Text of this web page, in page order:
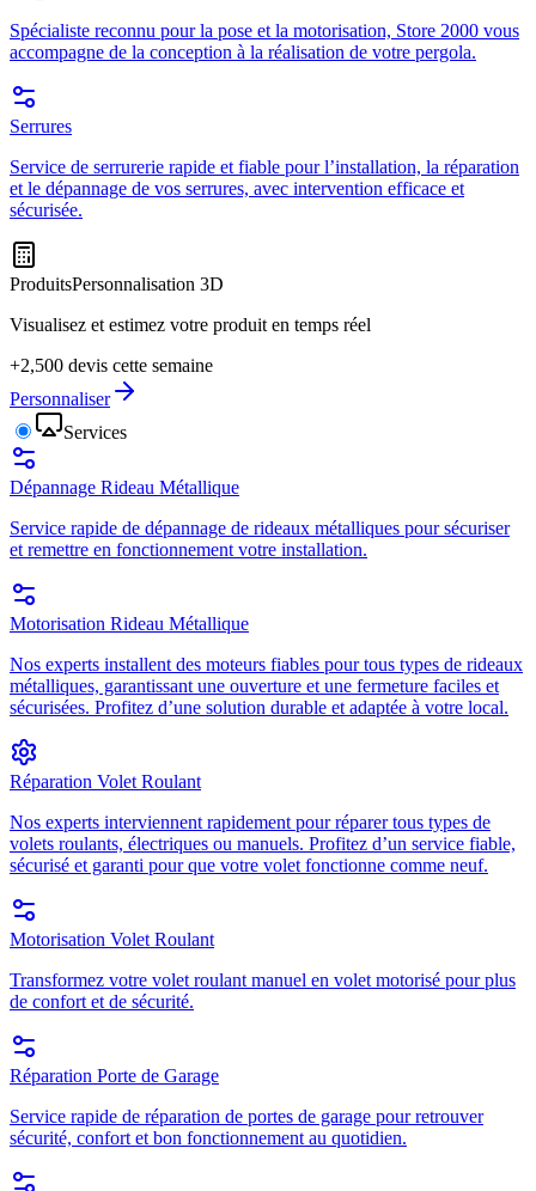
Spécialiste reconnu pour la pose et la motorisation, Store 2000 vous
accompagne de la conception à la réalisation de votre pergola.
Serrures
Service de serrurerie rapide et fiable pour l’installation, la réparation
et le dépannage de vos serrures, avec intervention efficace et
sécurisée.
ProduitsPersonnalisation 3D
Visualisez et estimez votre produit en temps réel
+2,500 devis cette semaine
Personnaliser
Services
Dépannage Rideau Métallique
Service rapide de dépannage de rideaux métalliques pour sécuriser
et remettre en fonctionnement votre installation.
Motorisation Rideau Métallique
Nos experts installent des moteurs fiables pour tous types de rideaux
métalliques, garantissant une ouverture et une fermeture faciles et
sécurisées. Profitez d’une solution durable et adaptée à votre local.
Réparation Volet Roulant
Nos experts interviennent rapidement pour réparer tous types de
volets roulants, électriques ou manuels. Profitez d’un service fiable,
sécurisé et garanti pour que votre volet fonctionne comme neuf.
Motorisation Volet Roulant
Transformez votre volet roulant manuel en volet motorisé pour plus
de confort et de sécurité.
Réparation Porte de Garage
Service rapide de réparation de portes de garage pour retrouver
sécurité, confort et bon fonctionnement au quotidien.